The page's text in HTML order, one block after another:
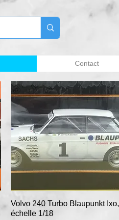
Contact
Aperçu rapide
Volvo 240 Turbo Blaupunkt Ixo,
échelle 1/18